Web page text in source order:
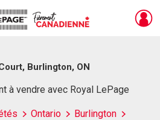
Burlington, ON
à vendre avec Royal LePage
Ontario
Burlington